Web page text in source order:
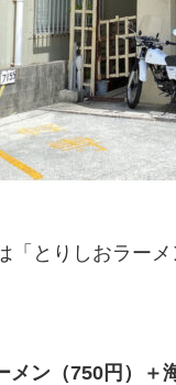
「とりしおラー
メン（750円）＋